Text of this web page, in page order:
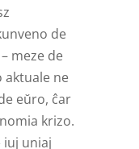
de
meze de
aktuale ne
eŭro, ĉar
krizo.
iuj uniaj